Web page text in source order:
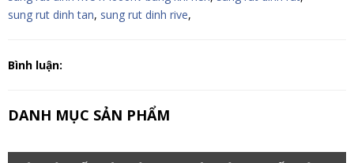
sung rut dinh tan, sung rut dinh rive,
Bình luận:
DANH MỤC SẢN PHẨM